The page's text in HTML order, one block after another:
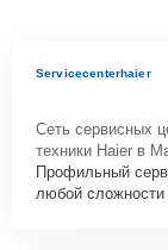
Servicecenterhaier
Сеть сервисных
техники Haier в
Профильный
любой сложности